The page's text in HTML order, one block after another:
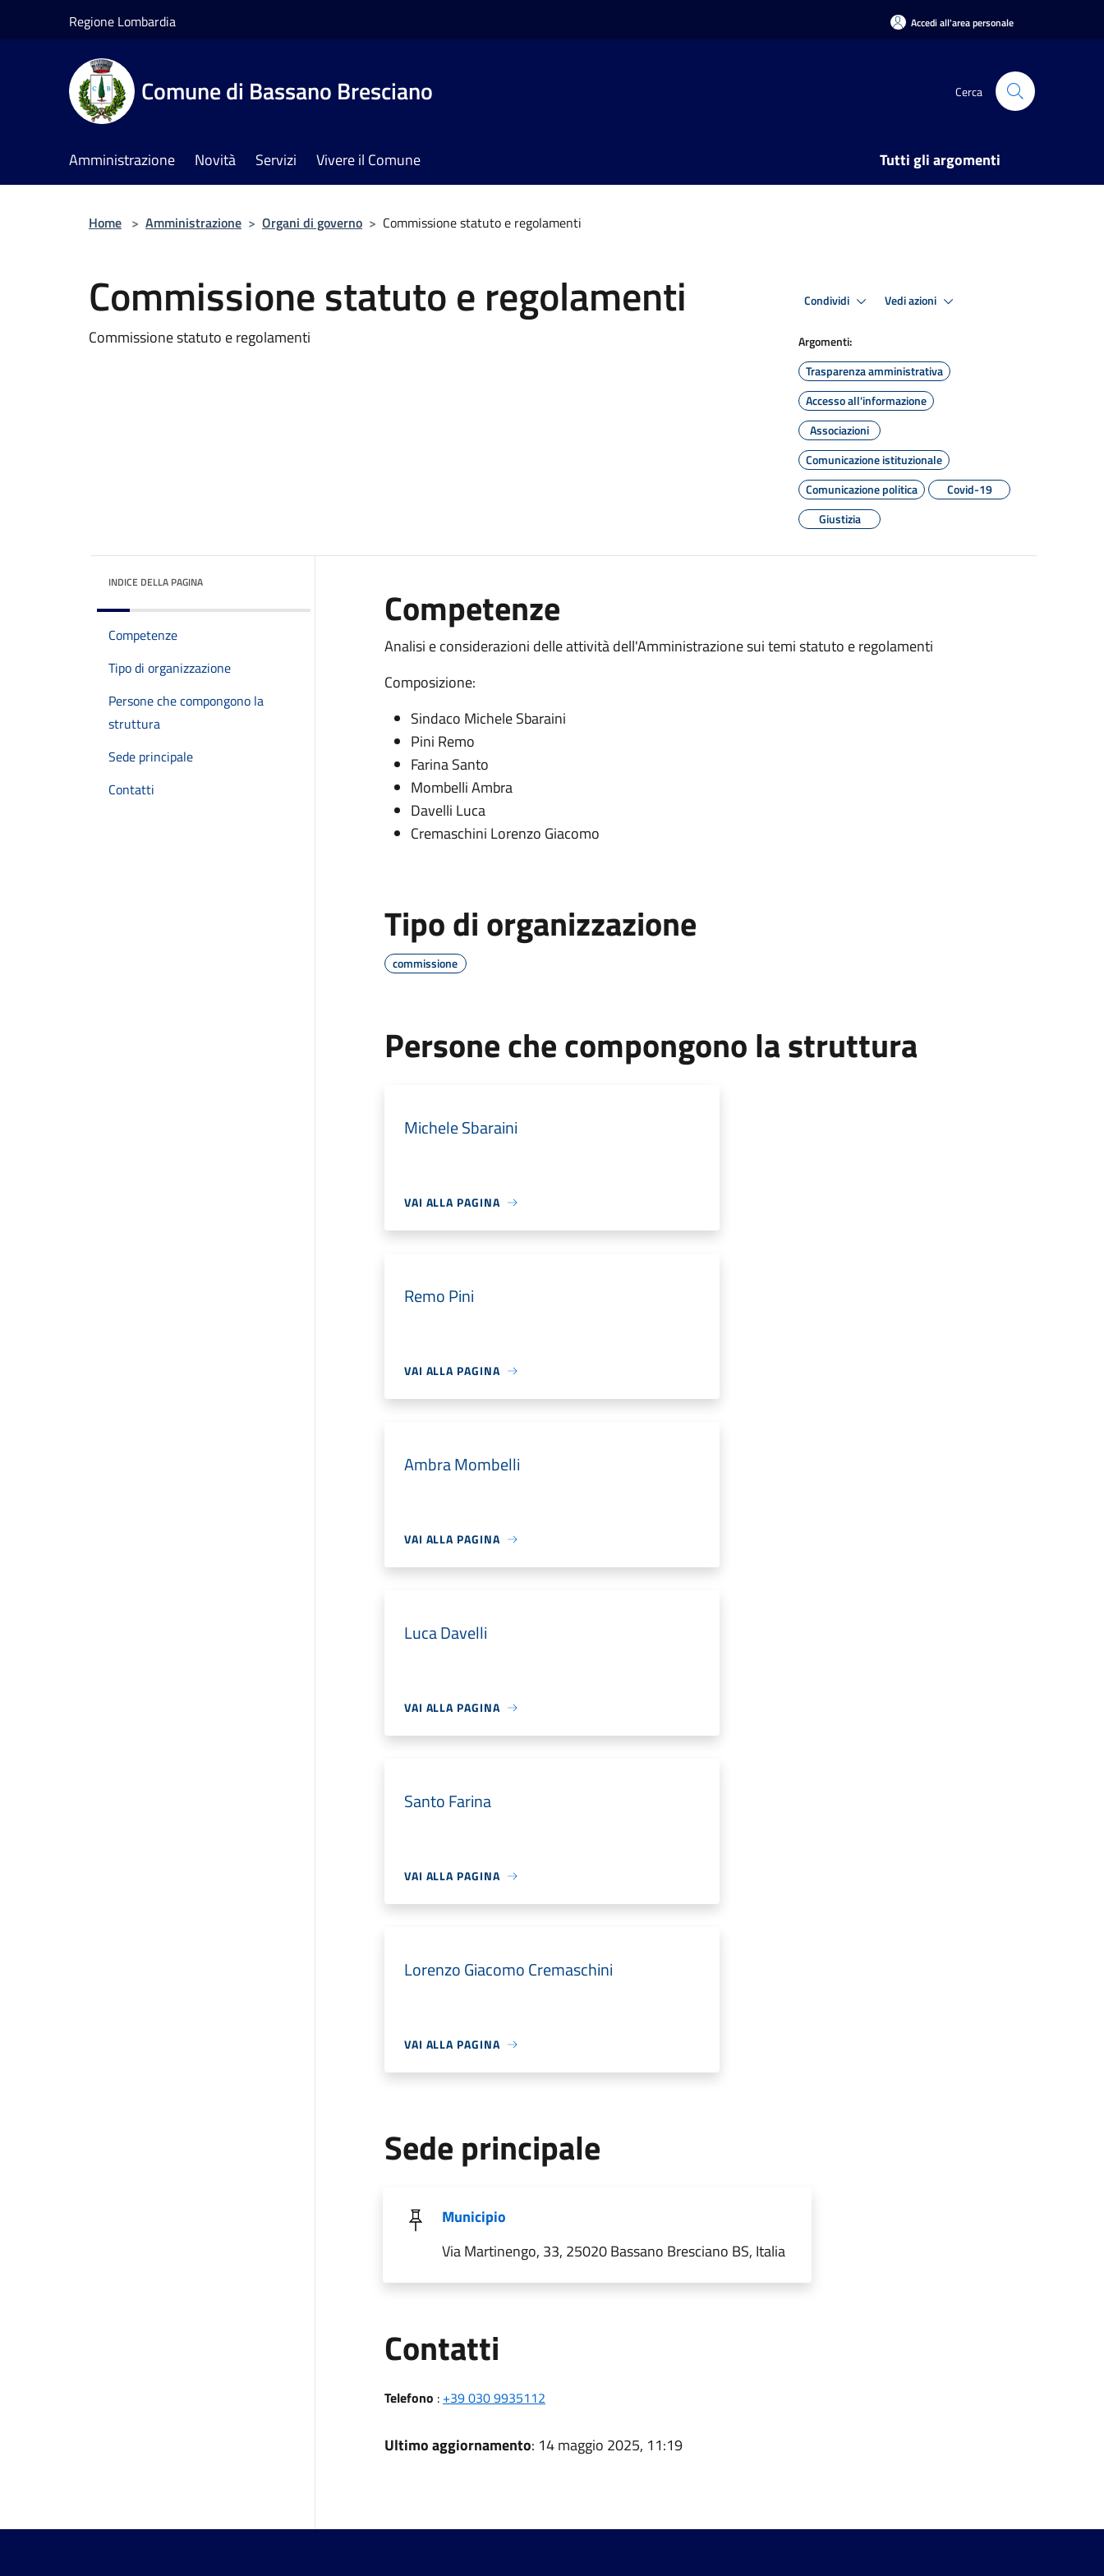
Regione Lombardia Accedi all'area personale
Comune di Bassano Bresciano Cerca
Amministrazione Novità Servizi Vivere il Comune Tutti gli argomenti
Home > Amministrazione > Organi di governo > Commissione statuto e regolamenti
Commissione statuto e regolamenti
Commissione statuto e regolamenti
Condividi Vedi azioni
Argomenti:
Trasparenza amministrativa
Accesso all'informazione
Associazioni
Comunicazione istituzionale
Comunicazione politica
Covid-19
Giustizia
INDICE DELLA PAGINA
Competenze
Tipo di organizzazione
Persone che compongono la
struttura
Sede principale
Contatti
Competenze
Analisi e considerazioni delle attività dell'Amministrazione sui temi statuto e regolamenti
Composizione:
Sindaco Michele Sbaraini
Pini Remo
Farina Santo
Mombelli Ambra
Davelli Luca
Cremaschini Lorenzo Giacomo
Tipo di organizzazione
commissione
Persone che compongono la struttura
Michele Sbaraini
VAI ALLA PAGINA
Remo Pini
VAI ALLA PAGINA
Ambra Mombelli
VAI ALLA PAGINA
Luca Davelli
VAI ALLA PAGINA
Santo Farina
VAI ALLA PAGINA
Lorenzo Giacomo Cremaschini
VAI ALLA PAGINA
Sede principale
Municipio
Via Martinengo, 33, 25020 Bassano Bresciano BS, Italia
Contatti
Telefono : +39 030 9935112
Ultimo aggiornamento: 14 maggio 2025, 11:19